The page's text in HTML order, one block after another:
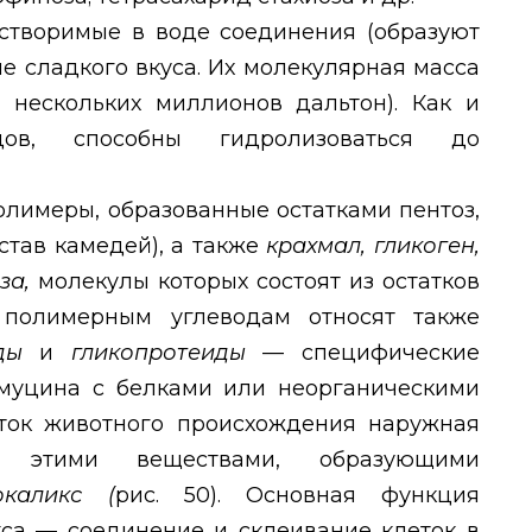
в воде соединения (образуют
вкуса. Их молекулярная масса
миллионов дальтон). Как и
способны гидролизоваться до
образованные остатками пентоз,
камедей), а также крахмал, гликоген,
молекулы которых состоят из остатков
углеводам относят также
и гликопротеиды— специфические
с белками или неорганическими
животного происхождения наружная
веществами, образующими
(рис. 50). Основная функция